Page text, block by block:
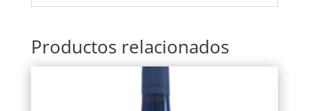
Productos relacionados